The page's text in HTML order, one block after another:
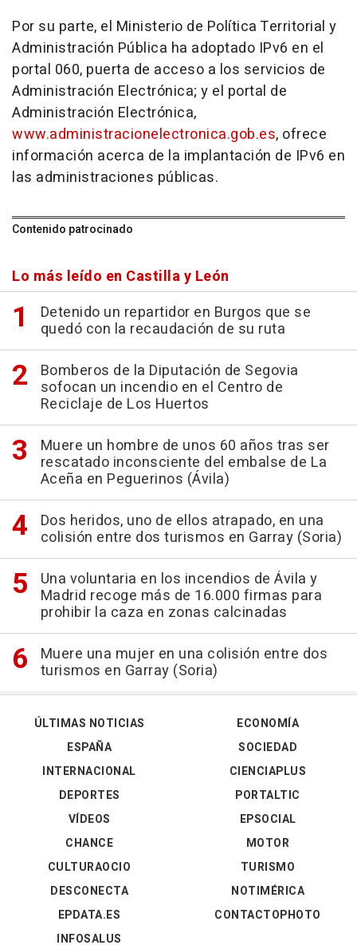
Por su parte, el Ministerio de Política Territorial y
Administración Pública ha adoptado IPv6 en el
portal 060, puerta de acceso a los servicios de
Administración Electrónica; y el portal de
Administración Electrónica,
www.administracionelectronica.gob.es, ofrece
información acerca de la implantación de IPv6 en
las administraciones públicas.
Contenido patrocinado
Lo más leído en Castilla y León
Detenido un repartidor en Burgos que se
quedó con la recaudación de su ruta
Bomberos de la Diputación de Segovia
sofocan un incendio en el Centro de
Reciclaje de Los Huertos
Muere un hombre de unos 60 años tras ser
rescatado inconsciente del embalse de La
Aceña en Peguerinos (Ávila)
Dos heridos, uno de ellos atrapado, en una
colisión entre dos turismos en Garray (Soria)
Una voluntaria en los incendios de Ávila y
Madrid recoge más de 16.000 firmas para
prohibir la caza en zonas calcinadas
Muere una mujer en una colisión entre dos
turismos en Garray (Soria)
ÚLTIMAS NOTICIAS
ESPAÑA
INTERNACIONAL
DEPORTES
VÍDEOS
ECONOMÍA
SOCIEDAD
CIENCIAPLUS
PORTALTIC
EPSOCIAL
CHANCE
CULTURAOCIO
DESCONECTA
EPDATA.ES
INFOSALUS
MOTOR
TURISMO
NOTIMÉRICA
CONTACTOPHOTO